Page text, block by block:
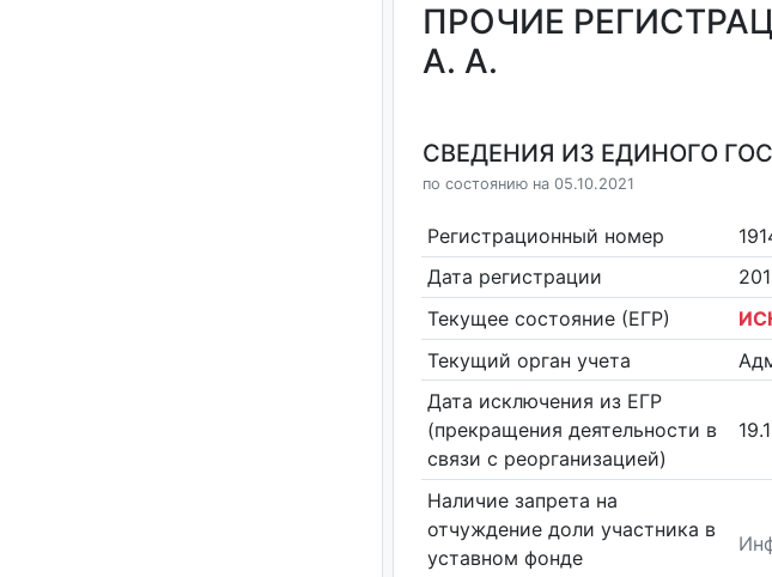
ПРОЧИЕ
А. А.
СВЕДЕНИЯ ИЗ ЕДИНОГО
по состоянию на 05.10.2021
Регистрационный номер
Дата регистрации
Текущее состояние (ЕГР)
Текущий орган учета
Дата исключения из ЕГР
(прекращения деятельности в
связи с реорганизацией)
Наличие запрета на
отчуждение доли участника в
уставном фонде